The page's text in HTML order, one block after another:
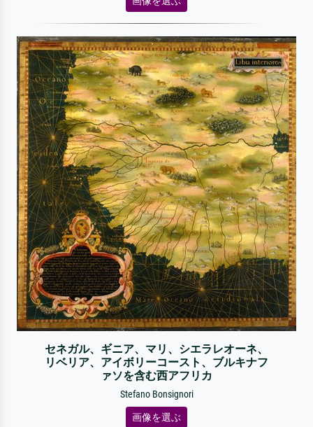
セネガル、ギニア、マリ、シエラレオーネ、
リベリア、アイボリーコースト、ブルキナフ
ァソを含む西アフリカ
Stefano Bonsignori
画像を選ぶ